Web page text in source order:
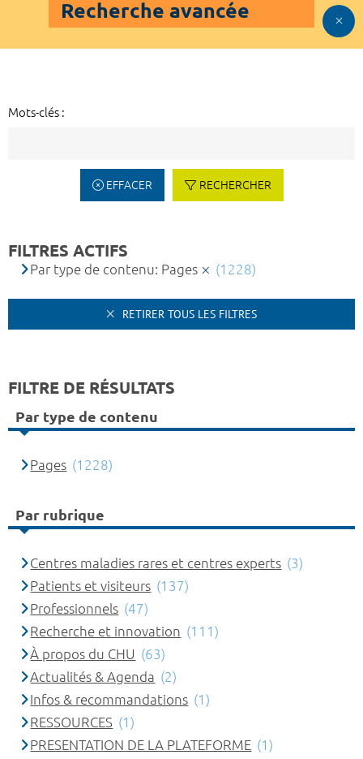
Recherche avancée
Mots-clés :
EFFACER RECHERCHER
FILTRES ACTIFS
Par type de contenu: Pages (1228)
RETIRER TOUS LES FILTRES
FILTRE DE RÉSULTATS
Par type de contenu
Pages (1228)
Par rubrique
Centres maladies rares et centres experts (3)
Patients et visiteurs (137)
Professionnels (47)
Recherche et innovation (111)
À propos du CHU (63)
Actualités & Agenda (2)
Infos & recommandations (1)
RESSOURCES (1)
PRESENTATION DE LA PLATEFORME (1)